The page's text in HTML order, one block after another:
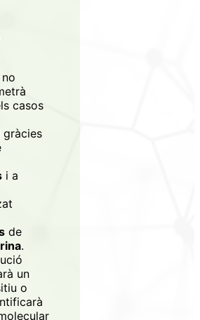
a XarSmart
a XarSmart
casos
gràcies
i a
de
.
un
o